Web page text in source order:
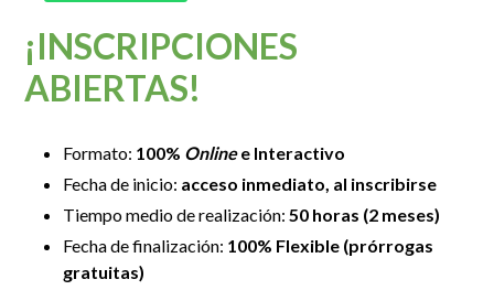
¡INSCRIPCIONES
ABIERTAS!
Formato: 100% Onlinee Interactivo
Fecha de inicio: acceso inmediato, al inscribirse
Tiempo medio de realización: 50 horas (2 meses)
Fecha de finalización: 100% Flexible (prórrogas
gratuitas)